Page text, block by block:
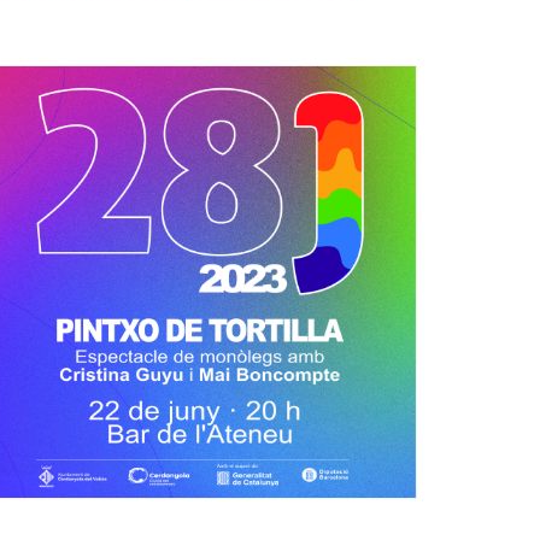
Retiment de Comptes
Accés a Informació Pública
Dades Obertes
Catàleg de Serveis i Tràmits
Entitats
Equipaments
Mercats Municipals
Webs Municipals